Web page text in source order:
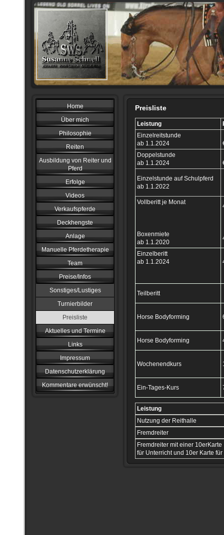
Home
Über mich
Philosophie
Reiten
Ausbildung von Reiter und
Pferd
Erfolge
Videos
Verkaufspferde
Deckhengste
Anlage
Manuelle Pferdetherapie
Team
Preise/Infos
Sonstiges/Lustiges
Turnierbilder
Preisliste
Aktuelles und Termine
Links
Impressum
Datenschutzerklärung
Kommentare erwünscht!
Preisliste
Leistung
Einzelreitstunde
ab 1.1.2024
Doppelstunde
ab 1.1.2024
Einzelstunde auf Schulpferd
ab 1.1.2022
Vollberitt je Monat
Boxenmiete
ab 1.1.2020
Einzelberitt
ab 1.1.2024
Teilberitt
Horse Bodyforming
Horse Bodyforming
Wochenendkurs
Ein-Tages-Kurs
Leistung
Nutzung der Reithalle
Fremdreiter
Fremdreiter mit einer 10erKarte
für Unterricht und 10er Karte